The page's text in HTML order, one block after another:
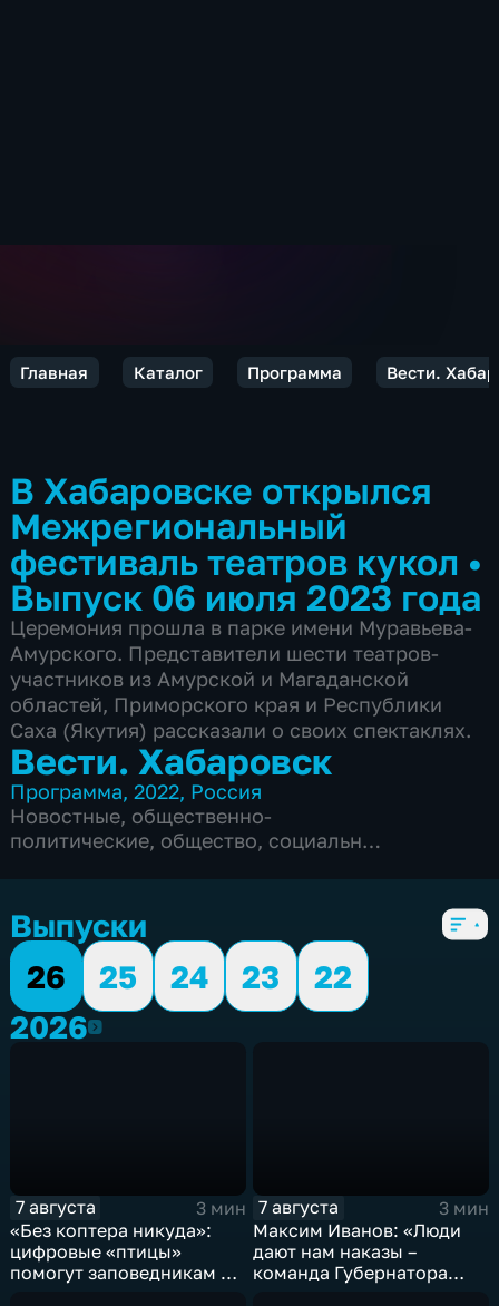
Главная Каталог Программа Вести.
В Хабаровске открылся
Межрегиональный
фестиваль театров кукол •
Выпуск 06 июля 2023 года
Церемония прошла в парке имени Муравьева-
Амурского. Представители шести театров-
участников из Амурской и Магаданской
областей, Приморского края и Республики
Саха (Якутия) рассказали о своих спектаклях.
Вести. Хабаровск
Программа,2022, Россия
Новостные, общественно-
политические, общество, социально-
Выпуски
26
25 24 23
22
20262026
7 августа
3 мин
«Без коптера никуда»:
цифровые «птицы»
помогут заповедникам в
7 августа
3 мин
Максим Иванов: «Люди
дают нам наказы –
команда Губернатора